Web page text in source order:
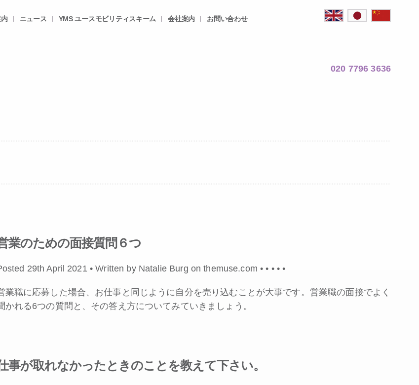
ニュース YMS ユースモビリティスキーム 会社案内 お問い合わせ
020 7796 3636
業のための面接質問６つ
29th April 2021 • Written by Natalie Burg on themuse.com •• •••
業職に応募した場合、お仕事と同じように自分を売り込むことが大事です。営業職の面接でよく
かれる6つの質問と、その答え方についてみていきましょう。
事が取れなかったときのことを教えて下さい。